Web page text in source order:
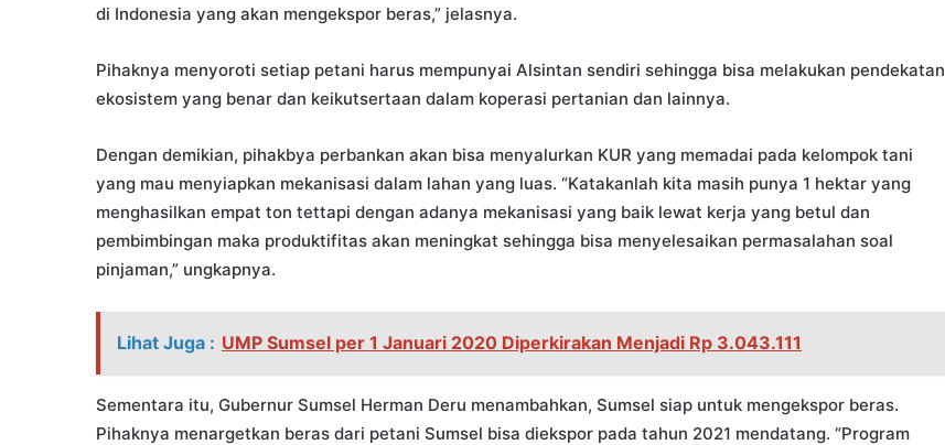
di Indonesia yang akan mengekspor beras,” jelasnya.
Pihaknya menyoroti setiap petani harus mempunyai Alsintan sendiri sehingga bisa melakukan pendekatan
ekosistem yang benar dan keikutsertaan dalam koperasi pertanian dan lainnya.
Dengan demikian, pihakbya perbankan akan bisa menyalurkan KUR yang memadai pada kelompok tani
yang mau menyiapkan mekanisasi dalam lahan yang luas. “Katakanlah kita masih punya 1 hektar yang
menghasilkan empat ton tettapi dengan adanya mekanisasi yang baik lewat kerja yang betul dan
pembimbingan maka produktifitas akan meningkat sehingga bisa menyelesaikan permasalahan soal
pinjaman,” ungkapnya.
Lihat Juga : UMP Sumsel per 1 Januari 2020 Diperkirakan Menjadi Rp 3.043.111
Sementara itu, Gubernur Sumsel Herman Deru menambahkan, Sumsel siap untuk mengekspor beras.
Pihaknya menargetkan beras dari petani Sumsel bisa diekspor pada tahun 2021 mendatang. “Program